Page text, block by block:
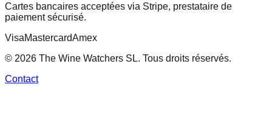
Cartes bancaires acceptées via Stripe, prestataire de
paiement sécurisé.
VisaMastercardAmex
© 2026 The Wine Watchers SL. Tous droits réservés.
Contact